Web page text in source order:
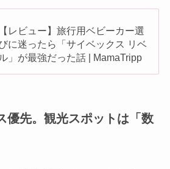
【レビュー】旅行用ベビーカー選
に迷ったら「サイベックス リベ
ル」が最強だった話 | MamaTripp
優先。観光スポットは「数